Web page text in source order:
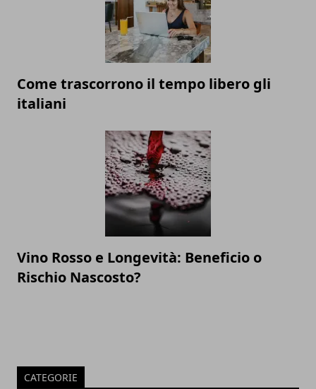
Come trascorrono il tempo libero gli
italiani
Vino Rosso e Longevità: Beneficio o
Rischio Nascosto?
CATEGORIE